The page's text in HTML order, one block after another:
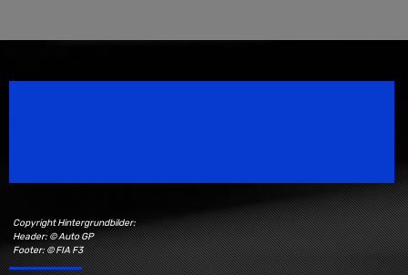
Copyright Hintergrundbilder:
Header: © Auto GP
Footer: © FIA F3